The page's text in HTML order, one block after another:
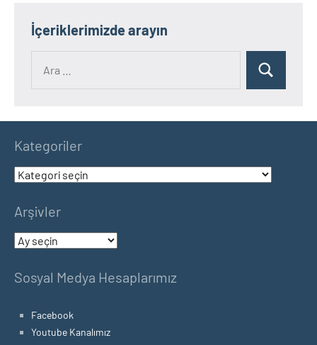
İçeriklerimizde arayın
Ara
Kategoriler
Kategoriler
Arşivler
Arşivler
Sosyal Medya Hesaplarımız
Facebook
Youtube Kanalımız